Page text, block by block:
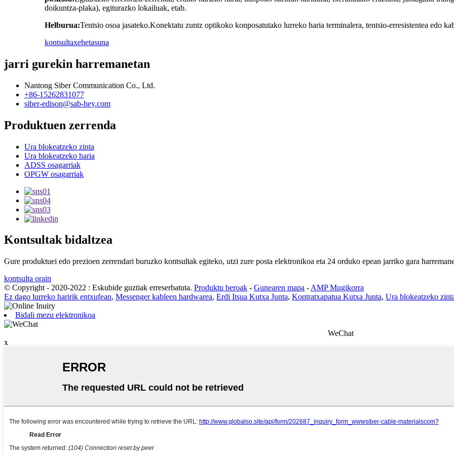
doikuntza-plaka), egiturazko lokailuak, etab.
Helburua:Tentsio osoa jasateko.Konektatu zuntz optikoko konposatutako lurreko haria terminalera, tentsio-erresistentea edo
kontsultaxehetasuna
jarri gurekin harremanetan
Nantong Siber Communication Co., Ltd.
+86-15262831077
siber-edison@sab-hey.com
Produktuen zerrenda
Ura blokeatzeko zinta
Ura blokeatzeko haria
ADSS osagarriak
OPGW osagarriak
Kontsultak bidaltzea
Gure produktuei edo prezioen zerrendari buruzko kontsultak egiteko, utzi zure posta elektronikoa eta 24 orduko epean jarriko gara
kontsulta orain
© Copyright - 2020-2022 : Eskubide guztiak erreserbatuta. Produktu beroak - Gunearen mapa - AMP Mugikorra
Ez dago lurreko haririk entxufean, Messenger kableen hardwarea, Erdi Itsua Kutxa Junta, Kontratxapatua Kutxa Junta, Ura blokeatzeko
Bidali mezu elektronikoa
WeChat
x